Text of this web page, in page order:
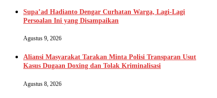
Supa’ad Hadianto Dengar Curhatan Warga, Lagi-Lagi
Persoalan Ini yang Disampaikan
Agustus 9, 2026
Aliansi Masyarakat Tarakan Minta Polisi Transparan Usut
Kasus Dugaan Doxing dan Tolak Kriminalisasi
Agustus 8, 2026